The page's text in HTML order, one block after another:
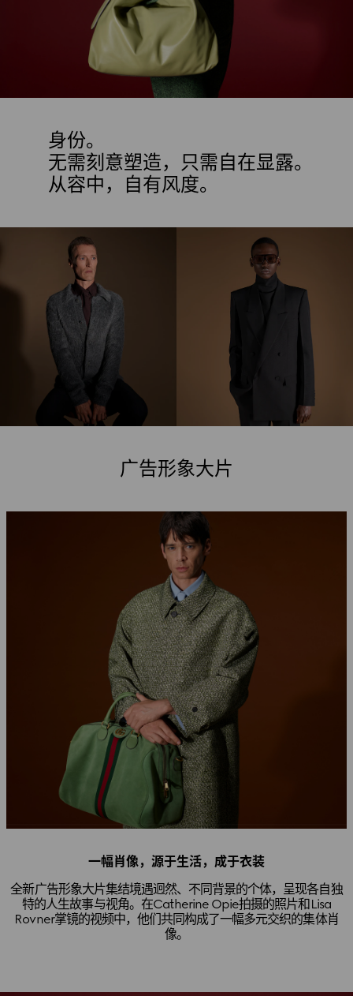
身份。
无需刻意塑造，只需自在显露。
从容中，自有风度。
广告形象大片
一幅肖像，源于生活，成于衣装
全新广告形象大片集结境遇迥然、不同背景的个体，呈现各自独
特的人生故事与视角。在Catherine Opie拍摄的照片和Lisa
Rovner掌镜的视频中，他们共同构成了一幅多元交织的集体肖
像。